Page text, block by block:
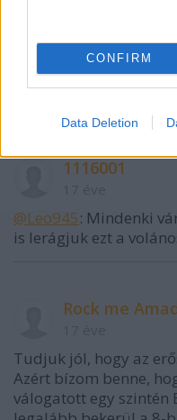
CONFIRM
Data Deletion
surdilovics
17 éve
1116001
@Leo945: Mindenki
is lerágjuk ezt a
Rock me
Tudjuk jól, hogy az
Azért bízom benne,
válogatott egy szintén